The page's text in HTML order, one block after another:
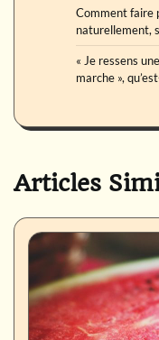
Comment faire
naturellement,
« Je ressens
marche »,
Articles